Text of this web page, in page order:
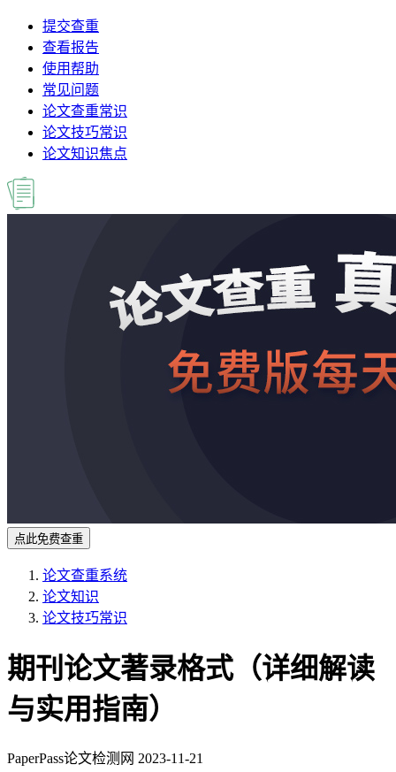
提交查重
查看报告
使用帮助
常见问题
论文查重常识
论文技巧常识
论文知识焦点
点此免费查重
论文查重系统
论文知识
论文技巧常识
期刊论文著录格式（详细解读
与实用指南）
PaperPass论文检测网 2023-11-21